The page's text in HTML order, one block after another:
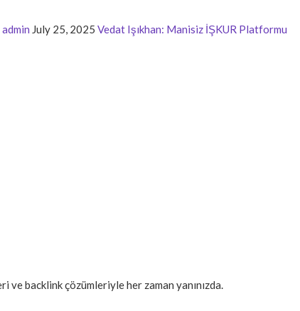
admin July 25, 2025 Vedat Işıkhan: Manisiz İŞKUR Platformu
backlink çözümleriyle her zaman yanınızda.